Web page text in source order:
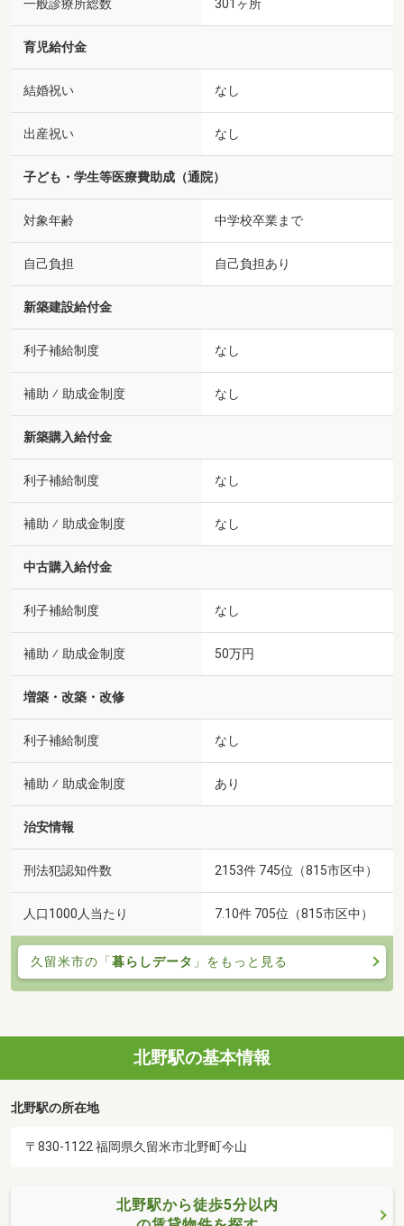
一般診療所総数 301ヶ所
育児給付金
結婚祝い なし
出産祝い なし
子ども・学生等医療費助成（通院）
対象年齢 中学校卒業まで
自己負担 自己負担あり
新築建設給付金
利子補給制度 なし
補助 ⁄ 助成金制度 なし
新築購入給付金
利子補給制度 なし
補助 ⁄ 助成金制度 なし
中古購入給付金
利子補給制度 なし
補助 ⁄ 助成金制度 50万円
増築・改築・改修
利子補給制度 なし
補助 ⁄ 助成金制度 あり
治安情報
刑法犯認知件数 2153件 745位（815市区中）
人口1000人当たり 7.10件 705位（815市区中）
久留米市の「暮らしデータ 」をもっと見る
北野駅の基本情報
北野駅の所在地
〒830-1122 福岡県久留米市北野町今山
北野駅から徒歩5分以内